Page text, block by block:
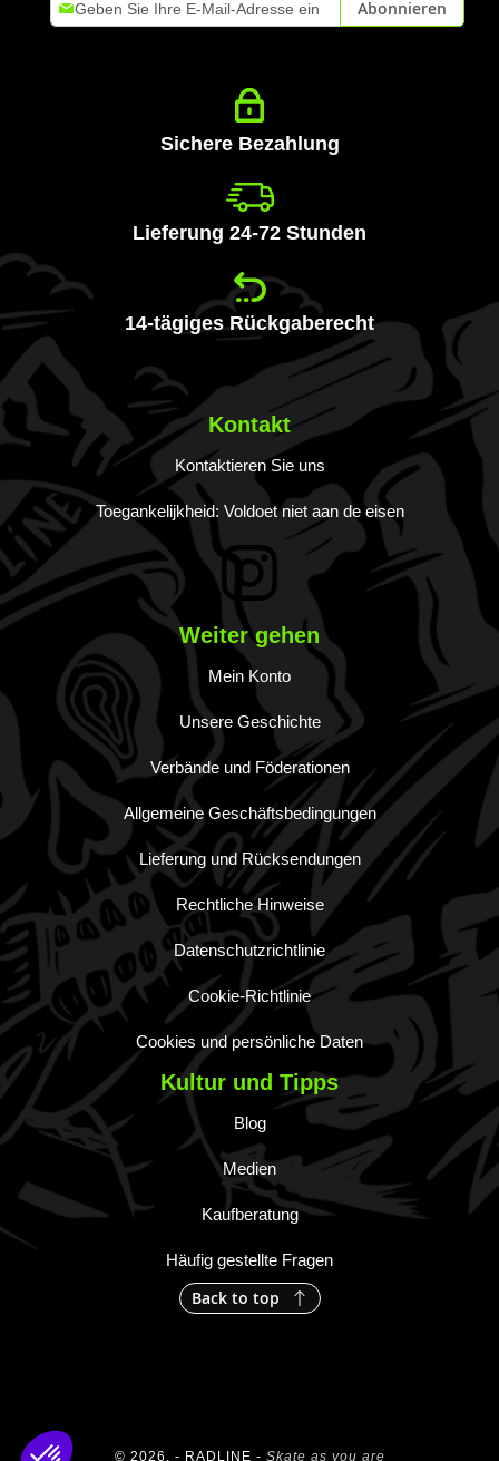
Sie
Abonnieren
Sichere Bezahlung
Lieferung 24-72 Stunden
14-tägiges Rückgaberecht
Kontakt
Kontaktieren Sie uns
Toegankelijkheid: Voldoet niet aan de eisen
Weiter gehen
Mein Konto
Unsere Geschichte
Verbände und Föderationen
Allgemeine Geschäftsbedingungen
Lieferung und Rücksendungen
Rechtliche Hinweise
Datenschutzrichtlinie
Cookie-Richtlinie
Cookies und persönliche Daten
Kultur und Tipps
Blog
Medien
Kaufberatung
Häufig gestellte Fragen
Back to top
© 2026, - RADLINE - Skate as you are